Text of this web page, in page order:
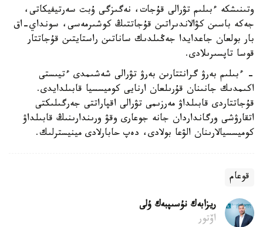
وتىنىشكە ءبىلىم تۋرالى قۇجات، نەگىزگى ۇبت سەرتيفيكاتى،
جەكە باسىن كۋالاندىراتىن قۇجاتتىڭ كوشىرمەسى، سونداي-اق
بار بولعان جاعدايدا جەڭىلدىك ساناتىن راستايتىن قۇجاتتار
قوسا تاپسىرىلادى.
- ءبىلىم بەرۋ گرانتتارىن بەرۋ تۋرالى شەشىمدى ءتيىستى
اكىمدىك جانىنان قۇرىلعان ارنايى كوميسسيا قابىلدايدى.
قۇجاتتاردى قابىلداۋ مەرزىمى تۋرالى اقپاراتتى جەرگىلىكتى
اتقارۋشى ورگانداردان جانە جوعارى وقۋ ورىندارىنىڭ قابىلداۋ
كوميسسيالارىنان الۋعا بولادى، دەپ حابارلادى مينيسترلىك.
قوعام
ريزابەك نۇسىپبەك ۇلى
اۆتور